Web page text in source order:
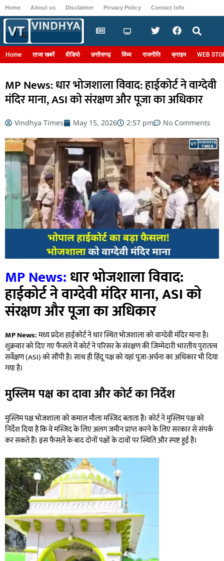
Home About us Disclaimer Privacy Policy Contact Info
Home ताजा खबरें वीडियो छत्तीसगढ़ विंध्य राजनीति क्राइम WEB
MP News: धार भोजशाला विवाद: हाईकोर्ट ने वाग्देवी
मंदिर माना, ASI को संरक्षण और पूजा का अधिकार
Vindhya Times May 15, 2026 2:57 pm No Comments
MP News:धार भोजशाला विवाद:
हाईकोर्ट ने वाग्देवी मंदिर माना, ASI को
संरक्षण और पूजा का अधिकार
MP News:मध्य प्रदेश हाईकोर्ट ने धार स्थित भोजशाला को वाग्देवी मंदिर माना है।
शुक्रवार को दिए गए फैसले में कोर्ट ने परिसर के संरक्षण की जिम्मेदारी भारतीय पुरातत्व
सर्वेक्षण (ASI) को सौंपी है। साथ ही हिंदू पक्ष को यहां पूजा-अर्चना का अधिकार भी दिया
गया है।
मुस्लिम पक्ष का दावा और कोर्ट का निर्देश
मुस्लिम पक्ष भोजशाला को कमाल मौला मस्जिद बताता है। कोर्ट ने मुस्लिम पक्ष को
निर्देश दिया है कि वे मस्जिद के लिए अलग जमीन प्राप्त करने के लिए सरकार से संपर्क
कर सकते हैं। इस फैसले के बाद दोनों पक्षों के दावों पर स्थिति और स्पष्ट हुई है।